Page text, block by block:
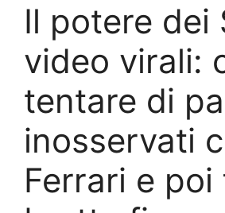
Il potere dei
video virali:
tentare di
inosservati
Ferrari e poi